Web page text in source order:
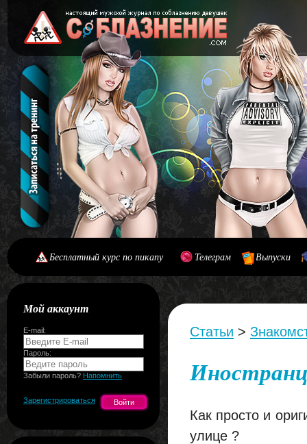
Бесплатный курс по пикапу Телеграм Выпуски
Мой аккаунт
E-mail:
Пароль:
Забыли пароль? Напомнить
Зарегистрироваться
Статьи >
Как просто и
улице ?